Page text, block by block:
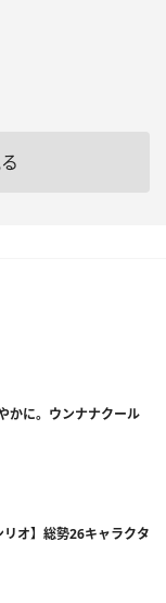
かに。ウンナナクール
リオ】総勢26キャラクタ